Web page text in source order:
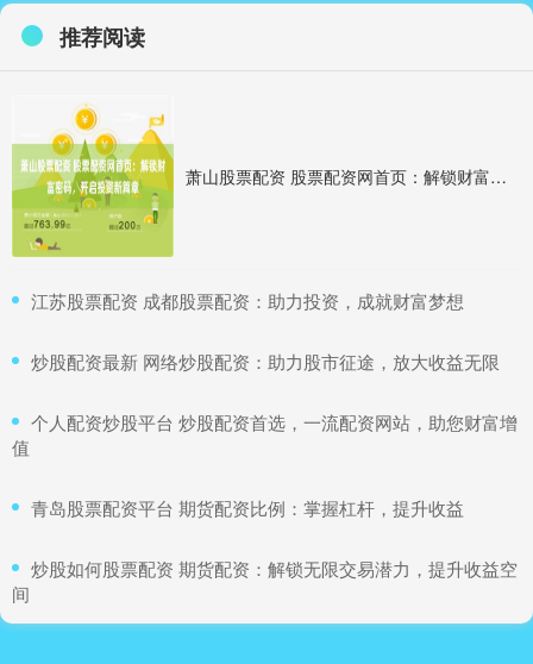
推荐阅读
萧山股票配资 股票配资网首页：解锁财富密码，开启投资新篇章
​江苏股票配资 成都股票配资：助力投资，成就财富梦想
​炒股配资最新 网络炒股配资：助力股市征途，放大收益无限
​个人配资炒股平台 炒股配资首选，一流配资网站，助您财富增
值
​青岛股票配资平台 期货配资比例：掌握杠杆，提升收益
​炒股如何股票配资 期货配资：解锁无限交易潜力，提升收益空
间